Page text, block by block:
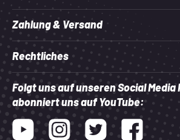
Zahlung & Versand
Rechtliches
Folgt uns auf unseren Social Media
abonniert uns auf YouTube:
Youtube InstagramTwitter Facebook